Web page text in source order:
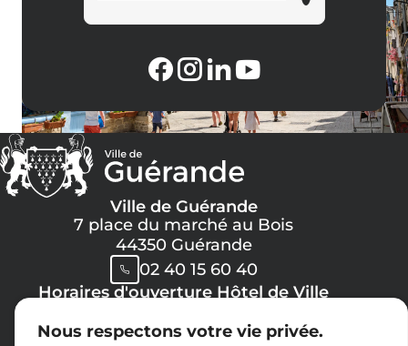
Nous respectons votre vie privée.
Ville de Guérande
7 place du marché au Bois
44350 Guérande
02 40 15 60 40
Horaires d'ouverture Hôtel de Ville
Lundi, Mercredi, Jeudi, Vendredi :
08h30 -> 12h00